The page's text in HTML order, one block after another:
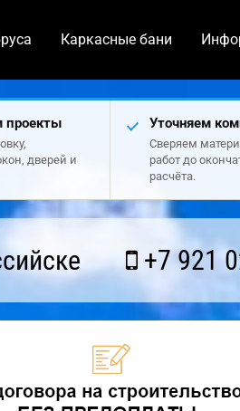
Каркасные бани
проекты
дверей и
Уточняем
Сверяем
работ до
расчёта.
+7 921